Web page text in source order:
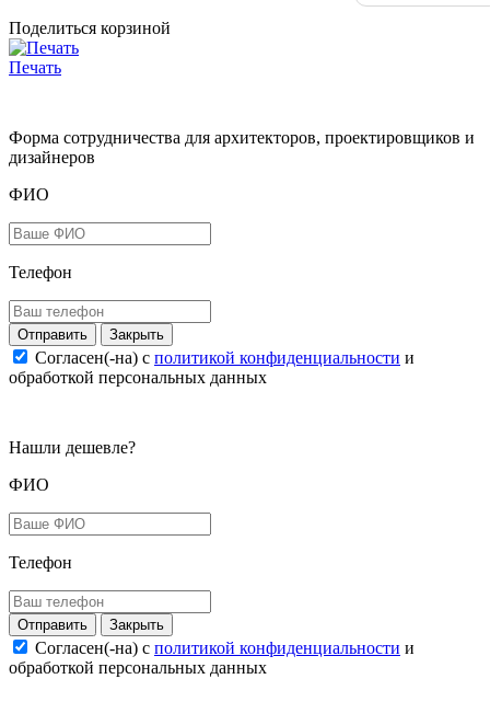
Поделиться корзиной
Печать
Форма сотрудничества для архитекторов, проектировщиков и
дизайнеров
ФИО
Телефон
Закрыть
Согласен(-на) c политикой конфиденциальности и
обработкой персональных данных
Нашли дешевле?
ФИО
Телефон
Закрыть
Согласен(-на) c политикой конфиденциальности и
обработкой персональных данных